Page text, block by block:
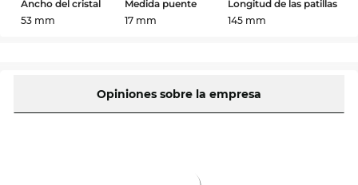
Ancho del cristal
53 mm
Medida puente
17 mm
Longitud de las patillas
145 mm
Opiniones sobre la empresa